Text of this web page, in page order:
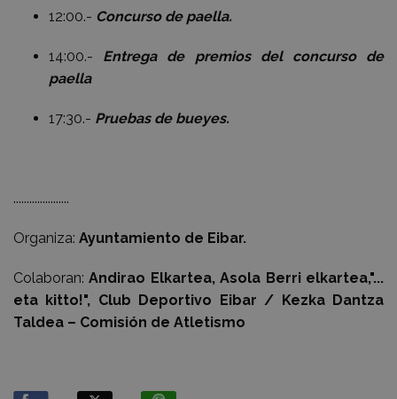
12:00.- Concurso de paella.
14:00.-
Entrega de premios del concurso de
paella
17:30.- Pruebas de bueyes.
.....................
Organiza: Ayuntamiento de Eibar.
Colaboran: Andirao Elkartea, Asola Berri elkartea,"...
eta kitto!", Club Deportivo Eibar / Kezka Dantza
Taldea – Comisión de Atletismo